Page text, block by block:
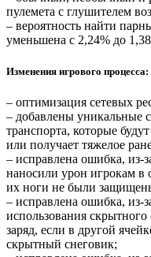
пулемета с глушителем
– вероятность найти
уменьшена с 2,24% до
Изменения игрового процесса:
– оптимизация сетевых
– добавлены уникальные
транспорта, которые
или получает тяжелое
– исправлена ошибка, из-
наносили урон игрокам в
их ноги не были
– исправлена ошибка, из-
использования
заряд, если в другой
скрытный снеговик;